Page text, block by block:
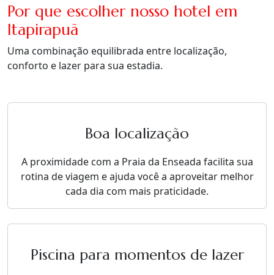
Por que escolher nosso hotel em
Itapirapuã
Uma combinação equilibrada entre localização,
conforto e lazer para sua estadia.
Boa localização
A proximidade com a Praia da Enseada facilita sua
rotina de viagem e ajuda você a aproveitar melhor
cada dia com mais praticidade.
Piscina para momentos de lazer